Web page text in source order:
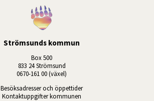
Strömsunds kommun
Box 500
833 24 Strömsund
0670-161 00 (växel)
Besöksadresser och öppettider
Kontaktuppgifter kommunen